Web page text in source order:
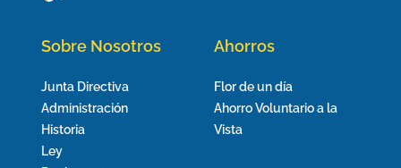
Sobre Nosotros
Junta Directiva
Administración
Historia
Ley
Ahorros
Flor de un día
Ahorro Voluntario a la
Vista